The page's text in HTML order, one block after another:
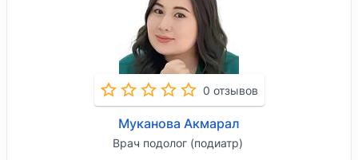
0 отзывов
Муканова Акмарал
Врач подолог (подиатр)